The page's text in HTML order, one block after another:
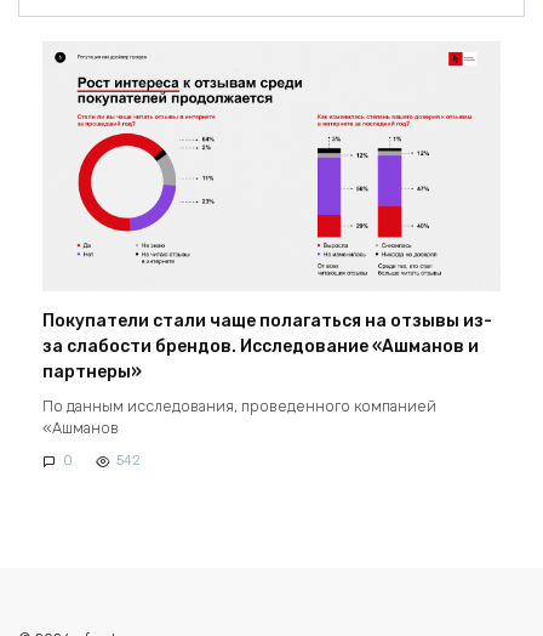
Покупатели стали чаще полагаться на отзывы из-
за слабости брендов. Исследование «Ашманов и
партнеры»
По данным исследования, проведенного компанией
«Ашманов
0 542